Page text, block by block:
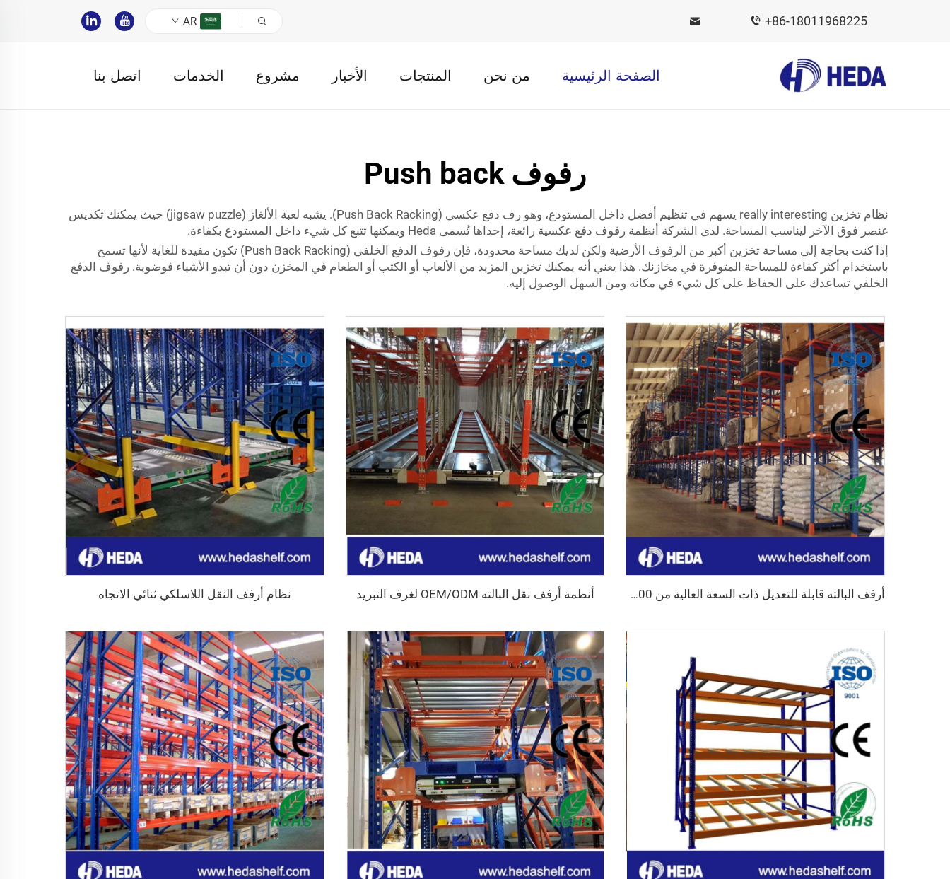
+86-18011968225
AR
الصفحة الرئيسية من نحن المنتجات الأخبار مشروع الخدمات اتصل بنا
رفوف Push back
نظام تخزين really interesting يسهم في تنظيم أفضل داخل المستودع، وهو رف دفع عكسي (Push Back Racking). يشبه لعبة الألغاز (jigsaw puzzle) حيث يمكنك تكديس
عنصر فوق الآخر ليناسب المساحة. لدى الشركة أنظمة رفوف دفع عكسية رائعة، إحداها تُسمى Heda ويمكنها تتبع كل شيء داخل المستودع بكفاءة.
إذا كنت بحاجة إلى مساحة تخزين أكبر من الرفوف الأرضية ولكن لديك مساحة محدودة، فإن رفوف الدفع الخلفي (Push Back Racking) تكون مفيدة للغاية لأنها تسمح
باستخدام أكثر كفاءة للمساحة المتوفرة في مخازنك. هذا يعني أنه يمكنك تخزين المزيد من الألعاب أو الكتب أو الطعام في المخزن دون أن تبدو الأشياء فوضوية. رفوف الدفع
الخلفي تساعدك على الحفاظ على كل شيء في مكانه ومن السهل الوصول إليه.
أرفف البالته قابلة للتعديل ذات السعة العالية من 1000 إلى 5000 كجم أنظمة أرفف نقل البالته OEM/ODM لغرف التبريد نظام أرفف النقل اللاسلكي ثنائي الاتجاه